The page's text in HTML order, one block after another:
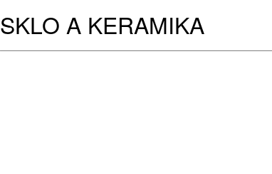
SKLO A KERAMIKA